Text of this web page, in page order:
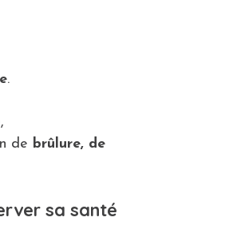
.
de brûlure, de
sa santé